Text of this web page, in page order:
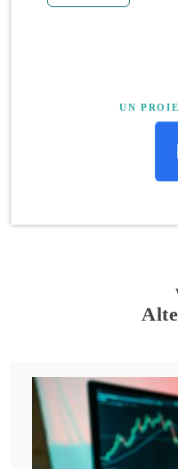
UN